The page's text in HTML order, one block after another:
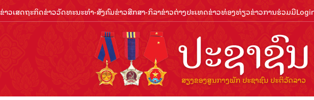
ຂ່າວເສດຖະກິດຂ່າວວັດທະນະທຳ-ສັງຄົມຂ່າວສືກສາ-ກິລາຂ່າວຕ່າງປະເທດຂ່າວທ່ອງທ່ຽວຂ່າວການຮ່ວມມື